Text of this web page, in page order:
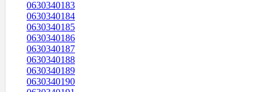
0630340183
0630340184
0630340185
0630340186
0630340187
0630340188
0630340189
0630340190